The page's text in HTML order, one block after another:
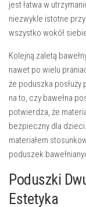
jest łatwa w
niezwykle istotne
wszystko wokół
Kolejną zaletą
nawet po wielu
że poduszka
na to, czy bawełna
potwierdza, że
bezpieczny dla
materiałem
poduszek
Poduszki
Estetyka